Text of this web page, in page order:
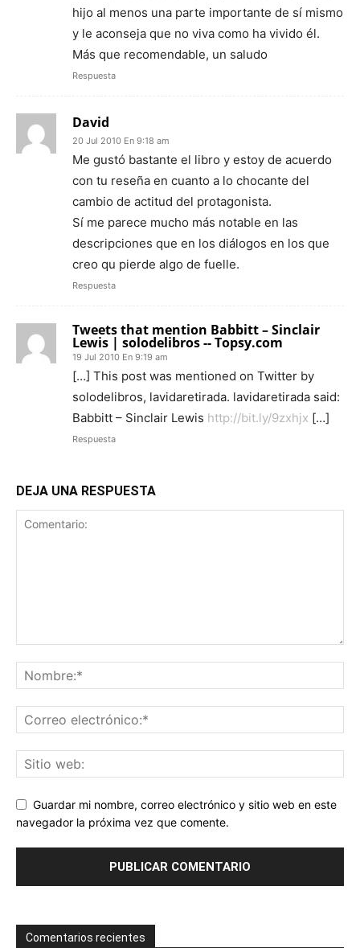
hijo al menos una parte importante de sí mismo
y le aconseja que no viva como ha vivido él.
Más que recomendable, un saludo
Respuesta
David
20 Jul 2010 En 9:18 am
Me gustó bastante el libro y estoy de acuerdo
con tu reseña en cuanto a lo chocante del
cambio de actitud del protagonista.
Sí me parece mucho más notable en las
descripciones que en los diálogos en los que
creo qu pierde algo de fuelle.
Respuesta
Tweets that mention Babbitt – Sinclair
Lewis | solodelibros -- Topsy.com
19 Jul 2010 En 9:19 am
[…] This post was mentioned on Twitter by
solodelibros, lavidaretirada. lavidaretirada said:
Babbitt – Sinclair Lewis http://bit.ly/9zxhjx […]
Respuesta
DEJA UNA RESPUESTA
Guardar mi nombre, correo electrónico y sitio web en este
navegador la próxima vez que comente.
Comentarios recientes